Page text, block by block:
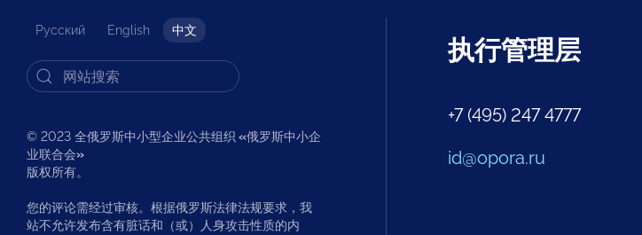
Русский English 中文
© 2023 全俄罗斯中小型企业公共组织 «俄罗斯中小企
业联合会»
版权所有。
您的评论需经过审核。根据俄罗斯法律法规要求，我
站不允许发布含有脏话和（或）人身攻击性质的内
执行管理层
+7 (495) 247 4777
id@opora.ru